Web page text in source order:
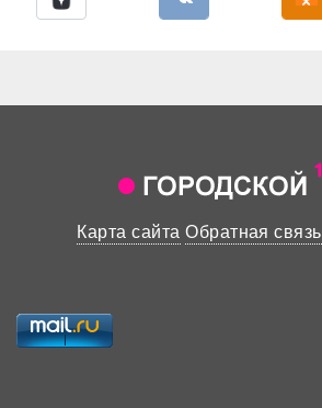
Карта сайта Обратная связь